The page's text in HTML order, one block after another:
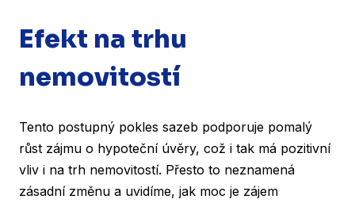
Efekt na trhu
nemovitostí
Tento postupný pokles sazeb podporuje pomalý
růst zájmu o hypoteční úvěry, což i tak má pozitivní
vliv i na trh nemovitostí. Přesto to neznamená
zásadní změnu a uvidíme, jak moc je zájem